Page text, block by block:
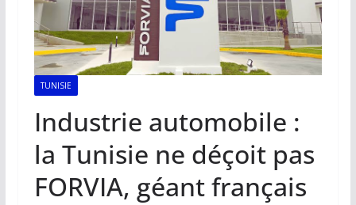
TUNISIE
Industrie automobile :
la Tunisie ne déçoit pas
FORVIA, géant français